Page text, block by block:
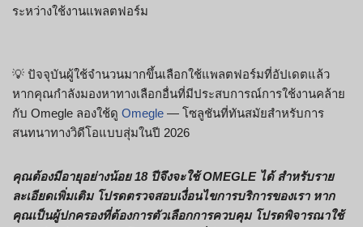
ระหว่างใช้งานแพลตฟอร์ม
💡 ปัจจุบันผู้ใช้จำนวนมากขึ้นเลือกใช้แพลตฟอร์มที่อัปเดตแล้ว
หากคุณกำลังมองหาทางเลือกอื่นที่มีประสบการณ์การใช้งานคล้าย
กับ Omegle ลองใช้ดู Omegle — โซลูชันที่ทันสมัยสำหรับการ
สนทนาทางวิดีโอแบบสุ่มในปี 2026
คุณต้องมีอายุอย่างน้อย 18 ปีจึงจะใช้ OMEGLE ได้ สำหรับราย
ละเอียดเพิ่มเติม โปรดตรวจสอบเงื่อนไขการบริการของเรา หาก
คุณเป็นผู้ปกครองที่ต้องการตัวเลือกการควบคุม โปรดพิจารณาใช้